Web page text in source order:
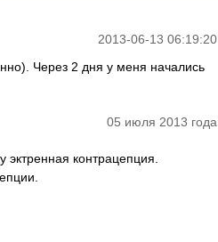
2013-06-13 06:19:20
Через 2 дня у меня начались
05 июля 2013 года
контрацепция.